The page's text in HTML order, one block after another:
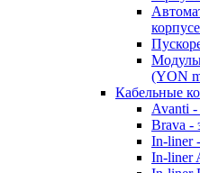
(YON
Кабельные
Avanti
Brava -
In-liner
In-liner